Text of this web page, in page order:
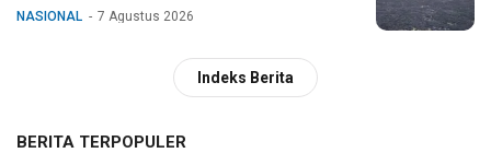
NASIONAL 7 Agustus 2026
Indeks Berita
BERITA TERPOPULER